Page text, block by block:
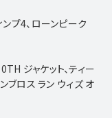
ンプ4、ローンピーク
ジャケット、ティー
ブロス ラン ウィズ オ